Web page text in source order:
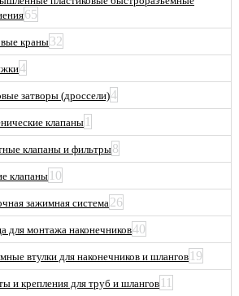
65
краны32
4
затворы (дроссели)4
клапаны 1
клапаны и фильтры8
клапаны 10
зажимная система26
для монтажа наконечников40
втулки для наконечников и шлангов 19
и крепления для труб и шлангов 11